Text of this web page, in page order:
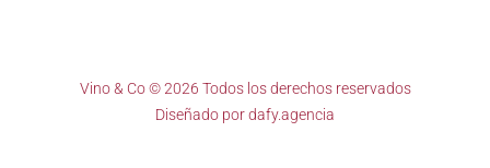
Vino & Co © 2026 Todos los derechos reservados
Diseñado pordafy.agencia